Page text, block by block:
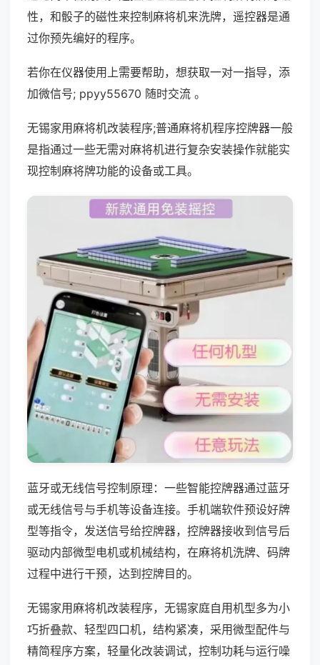
性，和骰子的磁性来控制麻将机来洗牌，遥控器是通
过你预先编好的程序。
若你在仪器使用上需要帮助，想获取一对一指导，添
加微信号; ppyy55670 随时交流 。
无锡家用麻将机改装程序;普通麻将机程序控牌器一般
是指通过一些无需对麻将机进行复杂安装操作就能实
现控制麻将牌功能的设备或工具。
蓝牙或无线信号控制原理：一些智能控牌器通过蓝牙
或无线信号与手机等设备连接。手机端软件预设好牌
型等指令，发送信号给控牌器，控牌器接收到信号后
驱动内部微型电机或机械结构，在麻将机洗牌、码牌
过程中进行干预，达到控牌目的。
无锡家用麻将机改装程序，无锡家庭自用机型多为小
巧折叠款、轻型四口机，结构紧凑，采用微型配件与
精简程序方案，轻量化改装调试，控制功耗与运行噪